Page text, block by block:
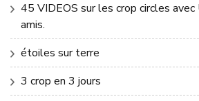
45 VIDEOS sur les crop circles
amis.
étoiles sur terre
3 crop en 3 jours